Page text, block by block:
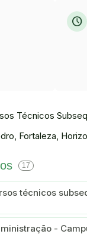
schedule
Técnicos
Fortaleza,
17
-